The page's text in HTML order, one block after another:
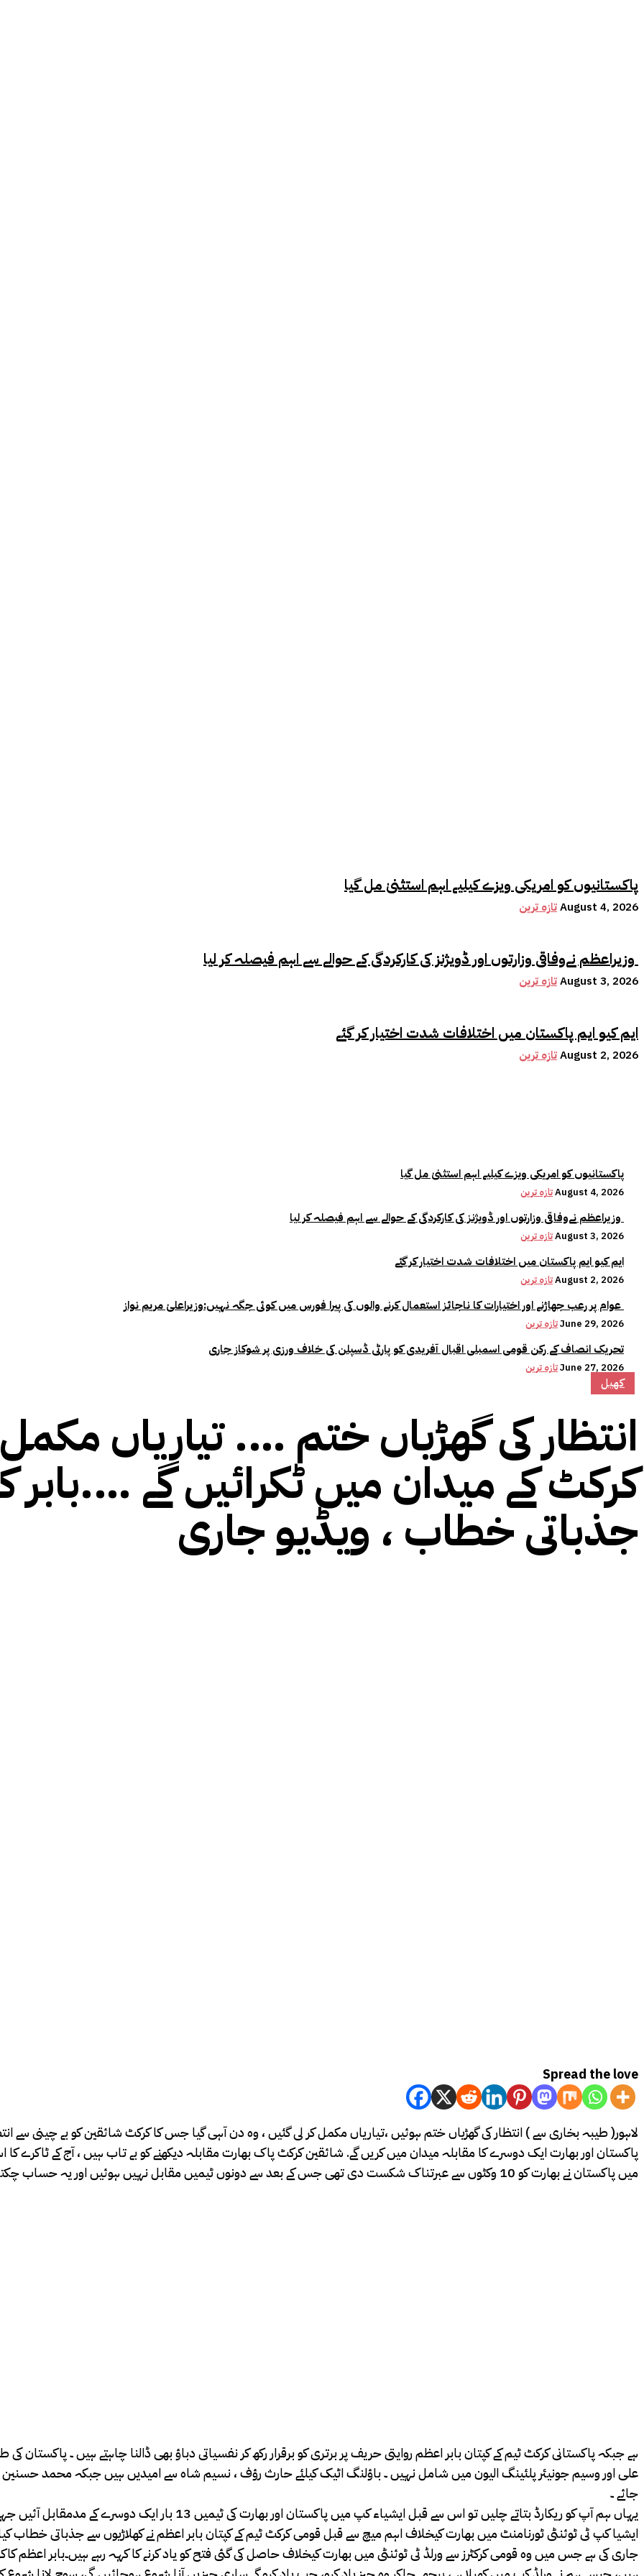
پاکستانیوں کو امریکی ویزے کیلیے اہم استثنیٰ مل گیا
تازہ ترینAugust 4, 2026
وزیراعظم نےوفاقی وزارتوں اور ڈویژنز کی کارکردگی کے حوالے سے اہم فیصلہ کر لیا
تازہ ترینAugust 3, 2026
ایم کیو ایم پاکستان میں اختلافات شدت اختیار کر گئے
تازہ ترینAugust 2, 2026
پاکستانیوں کو امریکی ویزے کیلیے اہم استثنیٰ مل گیا
تازہ ترینAugust 4, 2026
تازہ ترینAugust 3, 2026
ایم کیو ایم پاکستان میں اختلافات شدت اختیار کر گئے
تازہ ترینAugust 2, 2026
تازہ ترینJune 29, 2026
تحریک انصاف کے رکن قومی اسمبلی اقبال آفریدی کو پارٹی ڈسپلن کی خلاف ورزی پر شوکاز جاری
تازہ ترینJune 27, 2026
کھیل
انتظار کی گھڑیاں ختم …. تیاریاں
کرکٹ کے میدان میں‌ ٹکرائیں گے ….بابر
جذباتی خطاب ، ویڈیو جاری
Spread the love
لاہور( طیبہ بخاری سے ) انتظار کی گھڑیاں ختم ہوئیں ،تیاریاں مکمل کر لی گئیں ، وہ دن آہی گیا جس کا کرکٹ شائقین کو بے چینی سے
میں پاکستان نے بھارت کو 10 وکٹوں سے عبرتناک شکست دی تھی جس کے بعد سے دونوں ٹیمیں مقابل نہیں ہوئیں اور یہ حساب چکتا کرنے کیلئے بھارتی ٹیم کے کپتان روہت شرما پر بہت زیادہ پریشر
ہے جبکہ پاکستانی کرکٹ ٹیم کے کپتان بابر اعظم روایتی حریف پر برتری کو برقرار رکھ کر نفسیاتی دباؤ بھی ڈالنا چاہتے ہیں ۔
علی اور وسیم جونیئر پلئینگ الیون میں شامل نہیں ۔ باؤلنگ اٹیک کیلئے حارث رؤف ، نسیم شاہ سے امیدیں ہیں جبکہ محمد
جائے ۔
یہاں ہم آپ کو ریکارڈ بتاتے چلیں تو اس سے قبل ایشیاء کپ میں پاکستان اور بھارت کی ٹیمیں 13 بار ایک دوسرے کے مدمقابل آئیں جہاں بھارت نے 7 جبکہ پاکستان نے 5 میچز میں کامیابی حاصل کی۔
ایشیا کپ ٹی ٹوئنٹی ٹورنامنٹ میں بھارت کیخلاف اہم میچ سے قبل قومی کرکٹ ٹیم کے کپتان بابر اعظم نے کھلاڑیوں سے جذباتی خطاب
جاری کی ہے جس میں وہ قومی کرکٹرز سے ورلڈ ٹی ٹوئنٹی میں بھارت کیخلاف حاصل کی گئی فتح کو یاد کرنے کا کہہ رہے ہیں۔بابر اعظم